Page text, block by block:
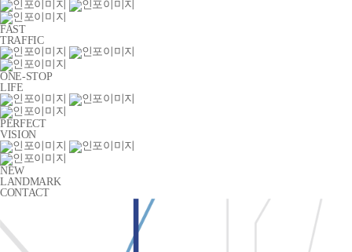
FAST
TRAFFIC
ONE-STOP
LIFE
PERFECT
VISION
NEW
LANDMARK
CONTACT